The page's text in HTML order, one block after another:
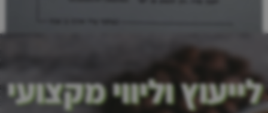
לייעוץ וליווי מקצועי